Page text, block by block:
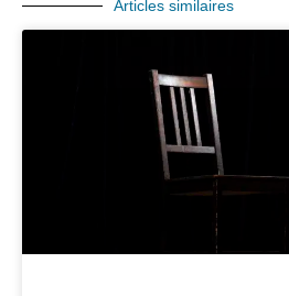
Articles similaires